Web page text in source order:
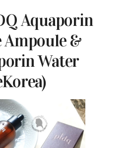
Aquaporin
Ampoule &
Water